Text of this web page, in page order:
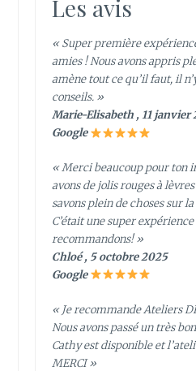
Les avis
« Super première
amies ! Nous avons appris
amène tout ce qu’il faut, il
conseils. »
Marie-Elisabeth , 11 janvier
Google
« Merci beaucoup pour ton
avons de jolis rouges à
savons plein de choses sur
C’était une super
recommandons! »
Chloé , 5 octobre 2025
Google
« Je recommande Ateliers
Nous avons passé un très
Cathy est disponible et
MERCI »